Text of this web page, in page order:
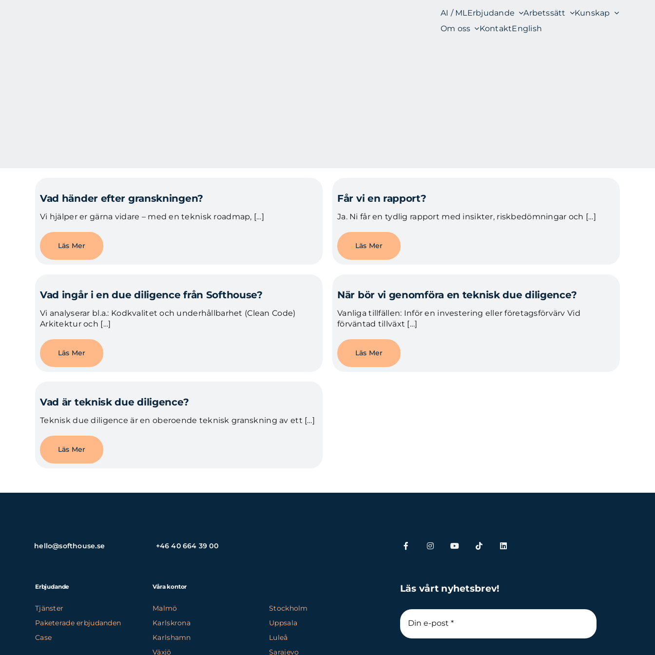
AI / ML Erbjudande Arbetssätt
Kunskap
Om oss
KontaktEnglish
Vad händer efter granskningen?
Vi hjälper er gärna vidare – med en teknisk roadmap, […]
Läs Mer
Får vi en rapport?
Ja. Ni får en tydlig rapport med insikter, riskbedömningar och […]
Läs Mer
Vad ingår i en due diligence från Softhouse?
Vi analyserar bl.a.: Kodkvalitet och underhållbarhet (Clean Code)
Arkitektur och […]
Läs Mer
När bör vi genomföra en teknisk due diligence?
Vanliga tillfällen: Inför en investering eller företagsförvärv Vid
förväntad tillväxt […]
Läs Mer
Vad är teknisk due diligence?
Teknisk due diligence är en oberoende teknisk granskning av ett […]
Läs Mer
hello@softhouse.se +46 40 664 39 00
Erbjudande
Tjänster
Paketerade erbjudanden
Case
Våra kontor
Malmö
Karlskrona
Karlshamn
Växjö
Stockholm
Uppsala
Luleå
Sarajevo
Läs vårt nyhetsbrev!